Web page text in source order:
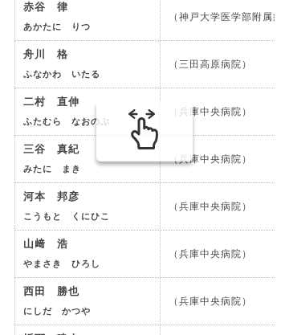
赤谷 律
あかたに りつ
（神戸大学医学部附属病
舟川 格
ふなかわ いたる
（三田高原病院）
二村 直伸
ふたむら なおのぶ
（兵庫中央病院）
三谷 真紀
みたに まき
（兵庫中央病院）
河本 邦彦
こうもと くにひこ
（兵庫中央病院）
山﨑 浩
やまさき ひろし
（兵庫中央病院）
西田 勝也
にしだ かつや
（兵庫中央病院）